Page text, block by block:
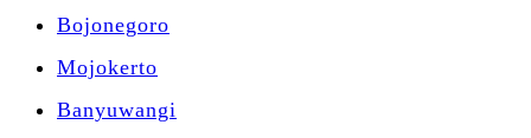
Bojonegoro
Mojokerto
Banyuwangi